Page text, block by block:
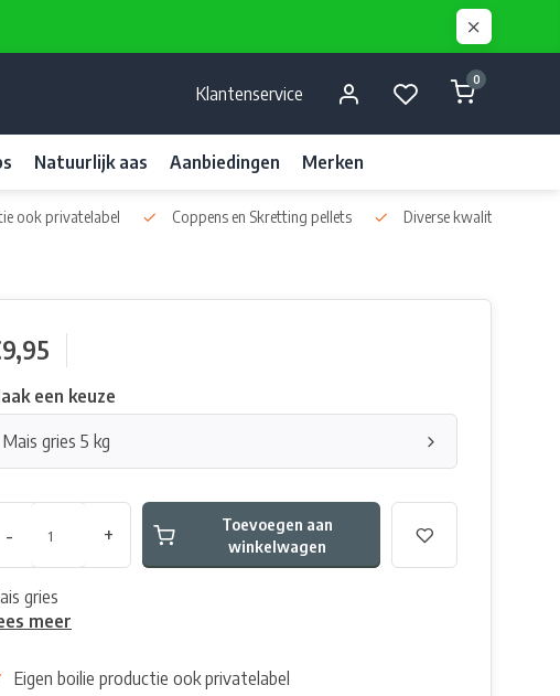
Klantenservice
0
Natuurlijk aas Aanbiedingen Merken
ook privatelabel Coppens en Skretting pellets Diverse kwaliteits liquids
een keuze
Mais gries 5 kg
- +
Toevoegen aan
winkelwagen
gries
meer
Eigen boilie productie ook privatelabel